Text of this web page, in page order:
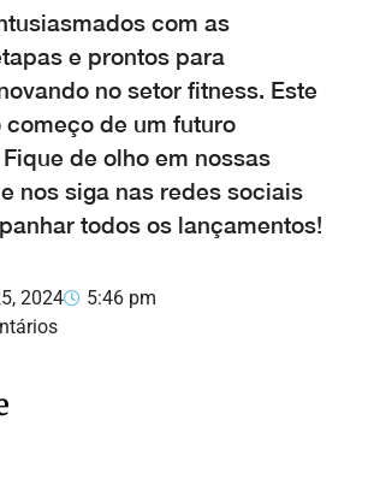
com as
e prontos para
no setor fitness. Este
começo de um futuro
de olho em nossas
nos siga nas redes sociais
todos os lançamentos!
2024
5:46 pm